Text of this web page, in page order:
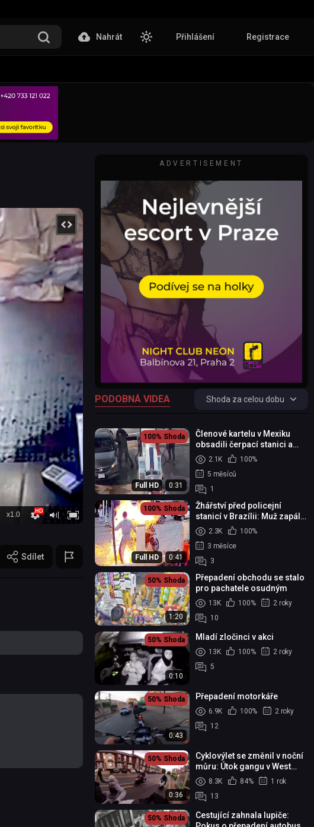
Nahrát Přihlášení Registrace
x1.0
Sdílet
ADVERTISEMENT
PODOBNÁ VIDEA Shoda za celou dobu
100% Shoda
Full HD 0:31
Členové kartelu v Mexiku
obsadili čerpací stanici a
zapálí ji!
2.1K
100%
5 měsíců
1
100% Shoda
Full HD 0:41
Žhářství před policejní
stanicí v Brazílii: Muž zapálil
motocykl přímo před zraky
hlídek
2.3K
100%
3 měsíce
3
50% Shoda
1:20
Přepadení obchodu se stalo
pro pachatele osudným
13K 100%
2 roky
10
50% Shoda
0:10
Mladí zločinci v akci
13K 100%
2 roky
5
50% Shoda
0:43
Přepadení motorkáře
6.9K 100%
2 roky
12
50% Shoda
0:36
Cyklovýlet se změnil v noční
můru: Útok gangu v West
Bromwich
8.3K 84%
1 rok
13
50% Shoda
Cestující zahnala lupiče: